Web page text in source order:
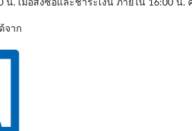
น. เมื่อสั่งซื้อและชำระเงิน ภายใน 16:00 น
จาก